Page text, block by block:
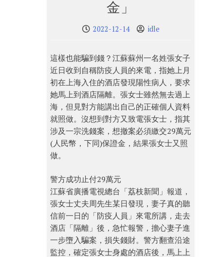
金」
2022-12-14 idle
這樣也能騙到錢？江蘇蘇州一名姓張女子
近日收到自稱防疫人員的來電，指她上月
初在上海入住的酒店發現陽性病人，要求
她馬上到酒店隔離。張女士雖然無去過上
海，但見對方能講出自己的正確個人資料
就照做。沒想到對方又致電張女士，指其
涉及一宗洗錢案，想撤案必須繳交29萬元
(人民幣，下同)保證金，結果張女士又照
做。
警方成功止付29萬元
江蘇省廣播電視總台「荔枝新聞」報道，
張女士丈夫周先生某日發現，妻子真的聽
信前一日的「防疫人員」來電所講，走去
酒店「隔離」後，急忙報警，擔心妻子進
一步墮入騙案，損失錢財。警方翻查沿途
監控，確定張女士身處的酒店後，馬上上